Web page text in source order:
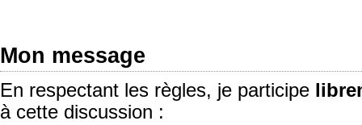
Mon message
En respectant les règles, je participe
à cette discussion :